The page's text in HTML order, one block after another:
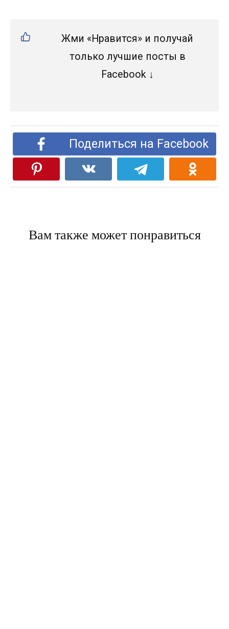
Жми «Нравится» и получай
только лучшие посты в
Facebook ↓
Поделиться на Facebook
Вам также может понравиться